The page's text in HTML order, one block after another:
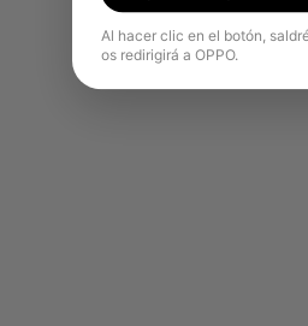
Al hacer clic en el botón,
os redirigirá a OPPO.